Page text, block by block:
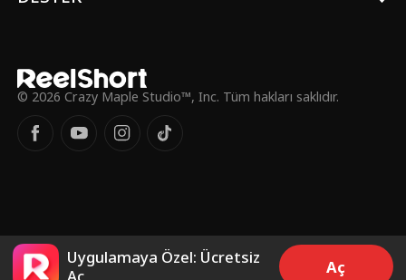
© 2026 Crazy Maple Studio™, Inc. Tüm hakları saklıdır.
Uygulamaya Özel: Ücretsiz
Aç